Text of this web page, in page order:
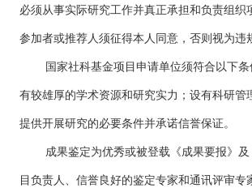
必须从事实际研究工作并真正承担和负责组织
参加者或推荐人须征得本人同意，否则视为违
国家社科基金项目申请单位须符合以下条
有较雄厚的学术资源和研究实力；设有科研管
提供开展研究的必要条件并承诺信誉保证。
成果鉴定为优秀或被登载《成果要报》及
目负责人、信誉良好的鉴定专家和通讯评审专